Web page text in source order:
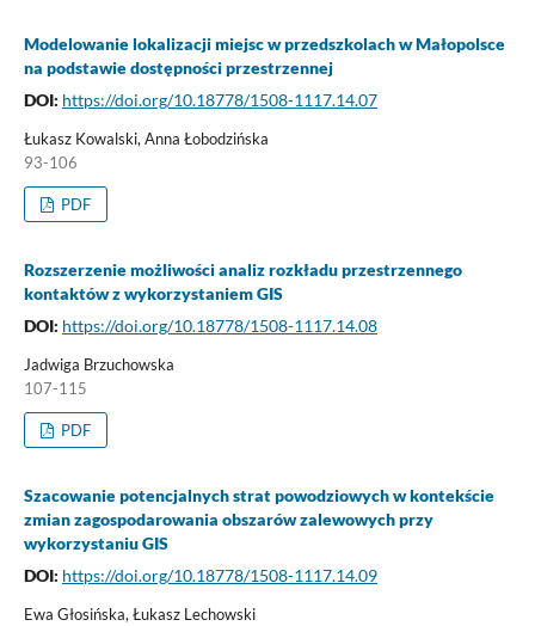
Modelowanie lokalizacji miejsc w przedszkolach w Małopolsce
na podstawie dostępności przestrzennej
DOI: https://doi.org/10.18778/1508-1117.14.07
Łukasz Kowalski, Anna Łobodzińska
93-106
PDF
Rozszerzenie możliwości analiz rozkładu przestrzennego
kontaktów z wykorzystaniem GIS
DOI: https://doi.org/10.18778/1508-1117.14.08
Jadwiga Brzuchowska
107-115
PDF
Szacowanie potencjalnych strat powodziowych w kontekście
zmian zagospodarowania obszarów zalewowych przy
wykorzystaniu GIS
DOI: https://doi.org/10.18778/1508-1117.14.09
Ewa Głosińska, Łukasz Lechowski